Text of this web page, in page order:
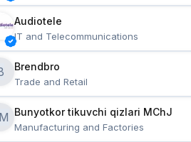
Audiotele
IT and Telecommunications
Brendbro
Trade and Retail
Manufacturing and Factories